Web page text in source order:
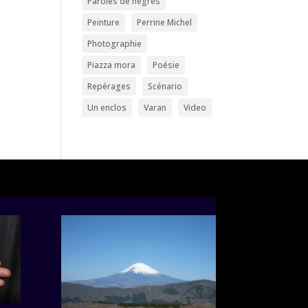
Peinture
Perrine Michel
Photographie
Piazza mora
Poésie
Repérages
Scénario
Un enclos
Varan Video